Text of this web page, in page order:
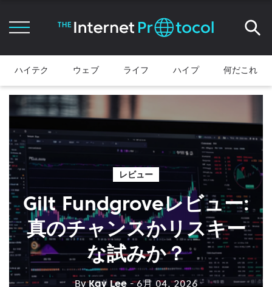
ハイテク ウェブ ライフ ハイプ 何だこれ
レビュー
Gilt Fundgroveレビュー:
真のチャンスかリスキー
な試みか？
ByKay Lee - 6月 04, 2026